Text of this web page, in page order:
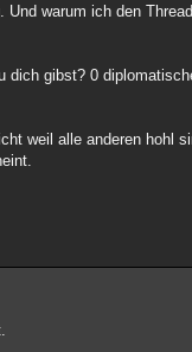
warum ich den
gibst? 0
weil alle anderen hohl